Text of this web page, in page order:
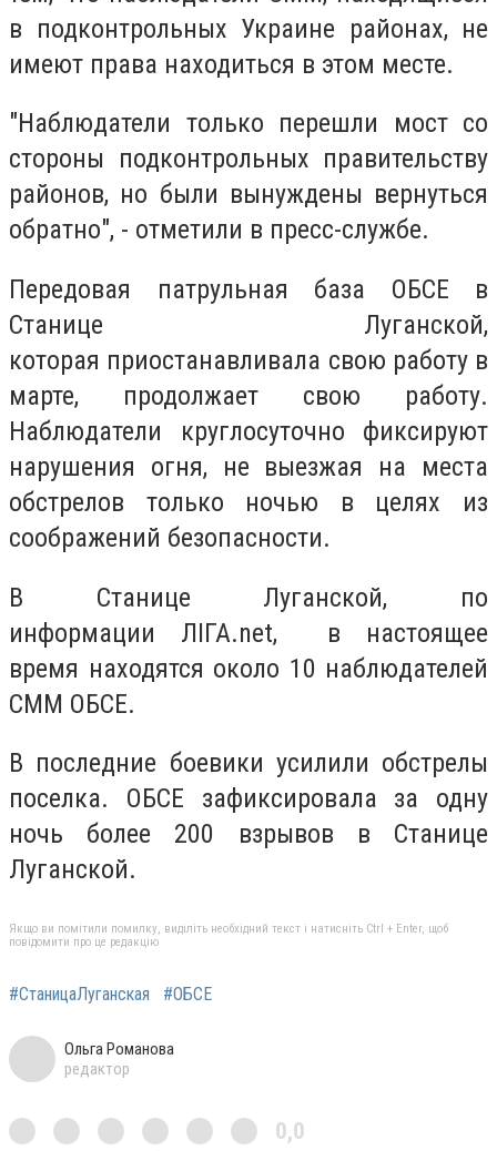
в подконтрольных Украине районах, не
имеют права находиться в этом месте.
"Наблюдатели только перешли мост со
стороны подконтрольных правительству
районов, но были вынуждены вернуться
обратно", - отметили в пресс-службе.
Передовая патрульная база ОБСЕ в
Станице Луганской,
которая приостанавливала свою работу в
марте, продолжает свою работу.
Наблюдатели круглосуточно фиксируют
нарушения огня, не выезжая на места
обстрелов только ночью в целях из
соображений безопасности.
В Станице Луганской, по
информации ЛІГА.net, в настоящее
время находятся около 10 наблюдателей
СММ ОБСЕ.
В последние боевики усилили обстрелы
поселка. ОБСЕ зафиксировала за одну
ночь более 200 взрывов в Станице
Луганской.
Якщо ви помітили помилку, виділіть необхідний текст і натисніть Ctrl + Enter, щоб
повідомити про це редакцію
#СтаницаЛуганская #ОБСЕ
Ольга Романова
редактор
0,0